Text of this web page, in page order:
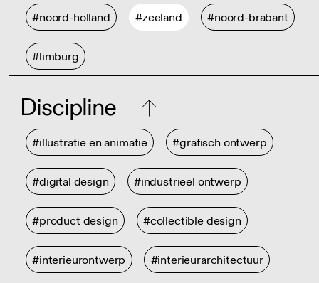
#noord-holland #zeeland #noord-brabant
#limburg
Discipline
#illustratie en animatie #grafisch ontwerp
#digital design #industrieel ontwerp
#product design #collectible design
#interieurontwerp #interieurarchitectuur